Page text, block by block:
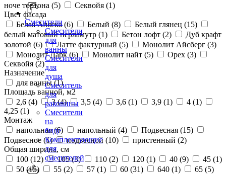
Смесители
Смесители
для
ванны
Смесители
для
душа
Смеситель
для
раковины
Смесители
на
биде
Комплектующие
для
смесителей
ноче тортона (5) Секвойя (1)
Цвет фасада
Белая Аляска (6) Белый (8) Белый глянец (15)
белый матовый перламутр (1) Бетон лофт (2)
Дуб крафт
золотой (6) Латте фактурный (5) Монолит Айсберг (3)
Монолит Дарк (6) Монолит найт (5) Орех (3)
Секвойя (2)
Назначение
для ванны (1)
Площадь ванной, м2
2,6 (4) 3 (4) 3,5 (4) 3,6 (1) 3,9 (1) 4 (1)
4,25 (1)
Монтаж
напольная (6) напольный (4) Подвесная (15)
Подвесное (1) подвесной (10) пристенный (2)
Общая ширина, см
100 (12) 105 (3) 110 (2) 120 (1) 40 (9) 45 (1)
50 (15) 55 (2) 57 (1) 60 (31) 640 (1) 65 (5)